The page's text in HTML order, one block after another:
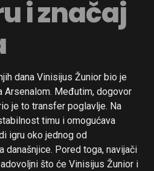
i značaj
dana Vinisijus Žunior bio je
Međutim, dogovor
je to transfer poglavlje. Na
timu i omogućava
igru oko jednog od
današnjice. Pored toga, navijači
što će Vinisijus Žunior i